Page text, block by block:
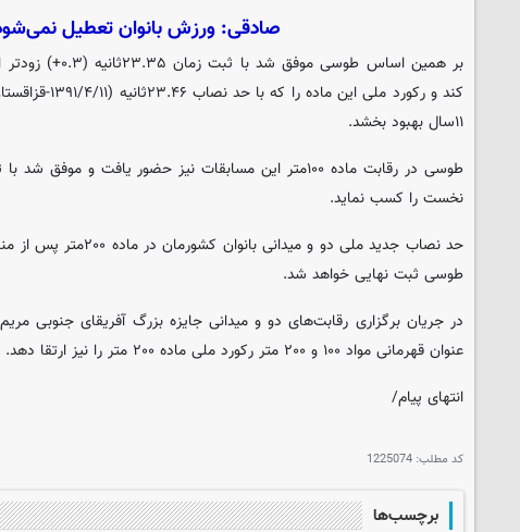
صادقی: ورزش بانوان تعطیل
بر همین اساس طوسی
کند و رکورد ملی
۱۱سال بهبود بخشد.
نخست را کسب نماید.
حد نصاب جدید ملی دو و
طوسی ثبت نهایی خواهد شد.
در جریان برگزاری رقابت‌های دو و میدانی جایزه بزرگ آفریقای
عنوان قهرمانی مواد ۱۰۰ و ۲۰۰ متر رکورد ملی ماده ۲۰۰ متر را نیز ارتقا دهد.
انتهای پیام/
کد مطلب: 1225074
برچسب‌ها